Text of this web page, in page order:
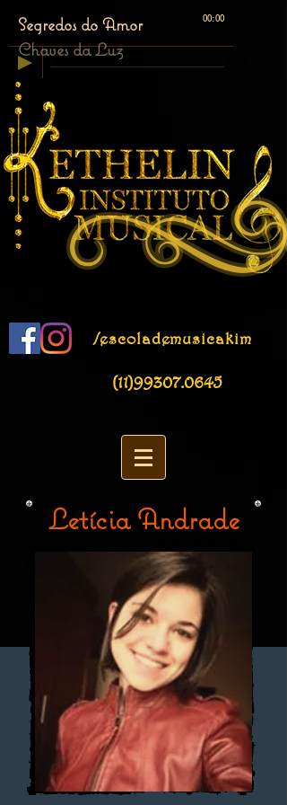
Segredos do Amor
Chaves da Luz
00:00
/escolademusicakim
(11)99307.0645
Letícia Andrade